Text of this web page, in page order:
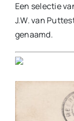
Een selectie
J.W. van
genaamd.